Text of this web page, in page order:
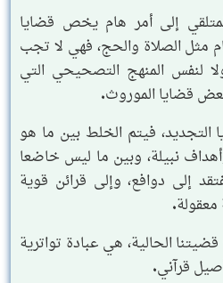
إلى أمر هام يخص قضايا
مثل الصلاة والحج، فهي لا تجب
لنفس المنهج التصحيحي التي
قضايا الموروث.
التجديد، فيتم الخلط بين ما هو
نبيلة، وبين ما ليس خاضعا
إلى دوافع، وإلى قرائن قوية
معقولة.
الحالية، هي عبادة تواترية
قرآني.